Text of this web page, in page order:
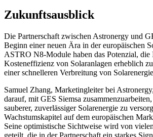
Zukunftsausblick
Die Partnerschaft zwischen Astronergy und
Beginn einer neuen Ära in der europäischen
ASTRO N8-Module haben das Potenzial, die
Kosteneffizienz von Solaranlagen erheblich
einer schnelleren Verbreitung von
Samuel Zhang, Marketingleiter bei
darauf, mit GES Siemsa
sauberer, zuverlässiger Solarenergie zu
Wachstumskapitel auf dem europäischen
Seine optimistische Sichtweise wird von